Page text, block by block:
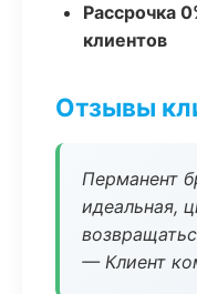
Рассрочка
клиентов
Отзывы
Перманент
идеальная,
— Клиент